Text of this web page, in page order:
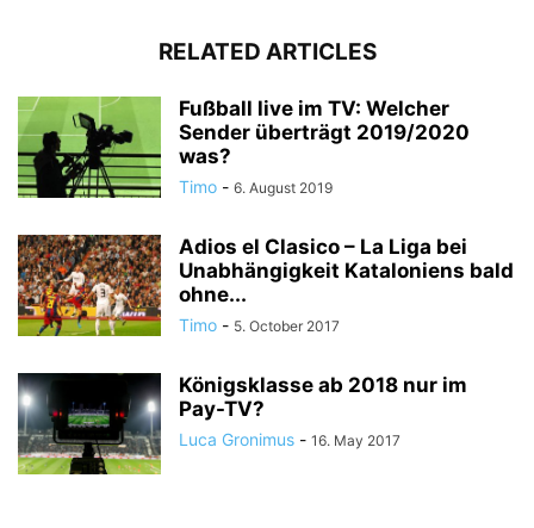
RELATED ARTICLES
Fußball live im TV: Welcher
Sender überträgt 2019/2020
was?
Timo - 6. August 2019
Adios el Clasico – La Liga bei
Unabhängigkeit Kataloniens bald
ohne...
Timo - 5. October 2017
Königsklasse ab 2018 nur im
Pay-TV?
Luca Gronimus - 16. May 2017